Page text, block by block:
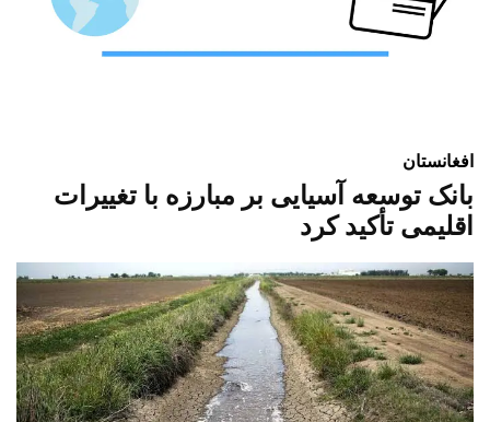
افغانستان
بانک توسعه آسیایی بر مبارزه با تغییرات
اقلیمی تأکید کرد